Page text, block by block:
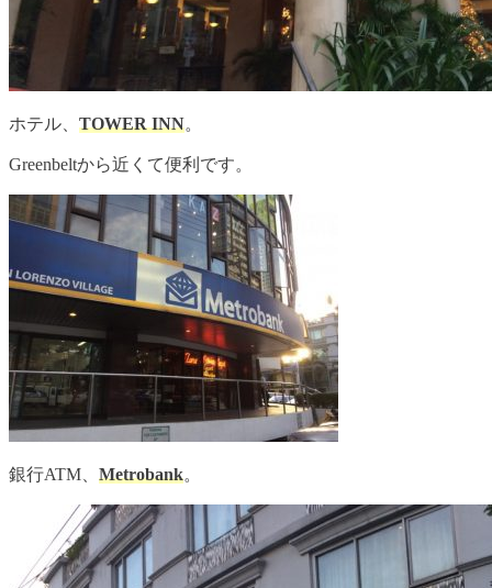
ホテル、 TOWER INN。
Greenbeltから近くて便利です。
銀行ATM、 Metrobank。